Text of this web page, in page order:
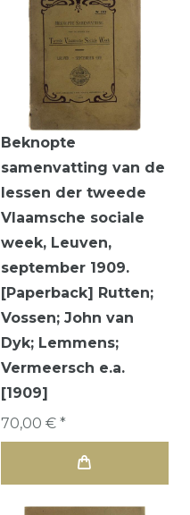
Beknopte
samenvatting van de
lessen der tweede
Vlaamsche sociale
week, Leuven,
september 1909.
[Paperback] Rutten;
Vossen; John van
Dyk; Lemmens;
Vermeersch e.a.
[1909]
70,00 € *